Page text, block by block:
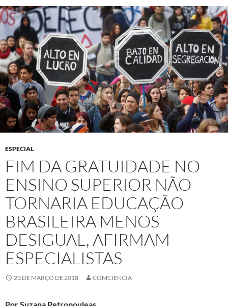
ESPECIAL
FIM DA GRATUIDADE NO
ENSINO SUPERIOR NÃO
TORNARIA EDUCAÇÃO
BRASILEIRA MENOS
DESIGUAL, AFIRMAM
ESPECIALISTAS
23 DE MARÇO DE 2018 COMCIENCIA